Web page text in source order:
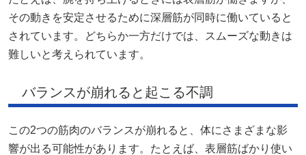
その動きを安定させるために深層筋が同時に働いていると
されています。どちらか一方だけでは、スムーズな動きは
難しいと考えられています。
バランスが崩れると起こる不調
この2つの筋肉のバランスが崩れると、体にさまざまな影
響が出る可能性があります。たとえば、表層筋ばかり使い